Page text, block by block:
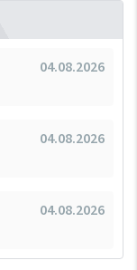
04.08.2026
04.08.2026
04.08.2026